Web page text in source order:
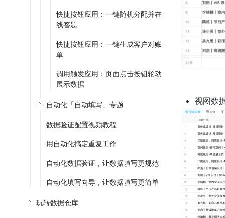
快捷按钮应用：一键随机分配并在
线答题
快捷按钮应用：一键生成客户对账
单
调用触发应用：页面点击按钮轮动
展示数据
自动化「自动填写」专题
数据验证配置视频教程
用自动化搞定重复工作
自动化数据验证，让数据填写更规范
自动化填写向导，让数据填写更简单
玩转数据仓库
视图数